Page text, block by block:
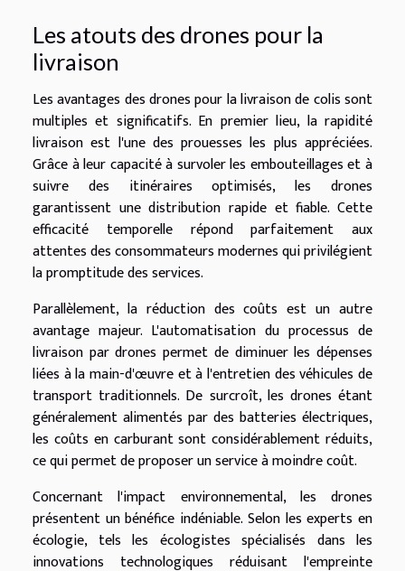
Les atouts des drones pour la
livraison
Les avantages des drones pour la livraison de colis sont
multiples et significatifs. En premier lieu, la rapidité
livraison est l'une des prouesses les plus appréciées.
Grâce à leur capacité à survoler les embouteillages et à
suivre des itinéraires optimisés, les drones
garantissent une distribution rapide et fiable. Cette
efficacité temporelle répond parfaitement aux
attentes des consommateurs modernes qui privilégient
la promptitude des services.
Parallèlement, la réduction des coûts est un autre
avantage majeur. L'automatisation du processus de
livraison par drones permet de diminuer les dépenses
liées à la main-d'œuvre et à l'entretien des véhicules de
transport traditionnels. De surcroît, les drones étant
généralement alimentés par des batteries électriques,
les coûts en carburant sont considérablement réduits,
ce qui permet de proposer un service à moindre coût.
Concernant l'impact environnemental, les drones
présentent un bénéfice indéniable. Selon les experts en
écologie, tels les écologistes spécialisés dans les
innovations technologiques réduisant l'empreinte